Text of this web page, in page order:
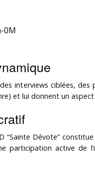
0M
interviews ciblées,
et lui donnent un
Dévote”
participation active de